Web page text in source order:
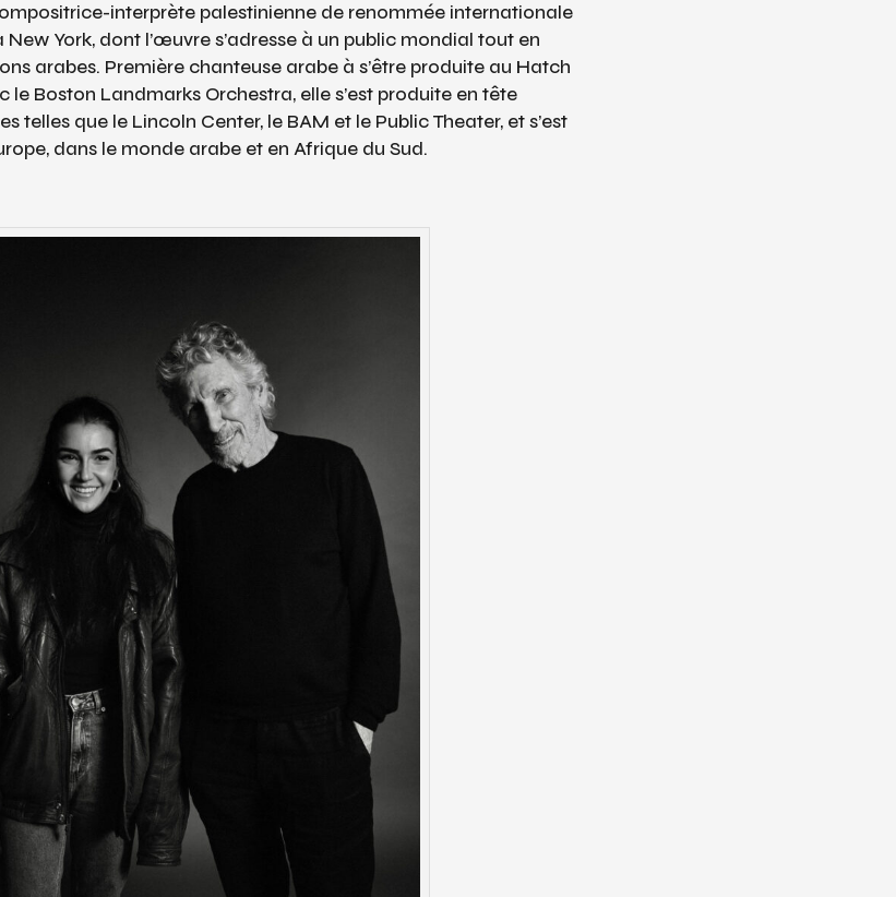
interprète palestinienne de renommée internationale
York, dont l’œuvre s’adresse à un public mondial tout en
arabes. Première chanteuse arabe à s’être produite au Hatch
le Boston Landmarks Orchestra, elle s’est produite en tête
telles que le Lincoln Center, le BAM et le Public Theater, et s’est
dans le monde arabe et en Afrique du Sud.